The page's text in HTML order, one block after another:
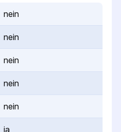
nein
nein
nein
nein
nein
ja